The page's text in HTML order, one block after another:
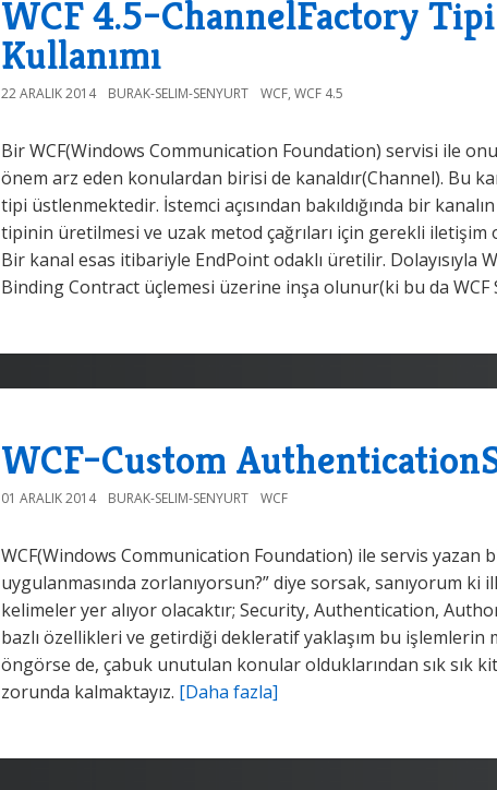
WCF 4.5–ChannelFactory
Kullanımı
22 ARALIK 2014 BURAK-SELIM-SENYURT WCF, WCF 4.5
Bir WCF(Windows Communication Foundation) servisi ile
önem arz eden konulardan birisi de kanaldır(Channel). Bu
tipi üstlenmektedir. İstemci açısından bakıldığında bir
tipinin üretilmesi ve uzak metod çağrıları için gerekli iletişim
Bir kanal esas itibariyle EndPoint odaklı üretilir. Dolayısıyla
Binding Contract üçlemesi üzerine inşa olunur(ki bu da WCF
WCF–Custom
01 ARALIK 2014 BURAK-SELIM-SENYURT WCF
WCF(Windows Communication Foundation) ile servis yazan
uygulanmasında zorlanıyorsun?” diye sorsak, sanıyorum
kelimeler yer alıyor olacaktır; Security, Authentication,
bazlı özellikleri ve getirdiği dekleratif yaklaşım bu
öngörse de, çabuk unutulan konular olduklarından sık sık
zorunda kalmaktayız. [Daha fazla]